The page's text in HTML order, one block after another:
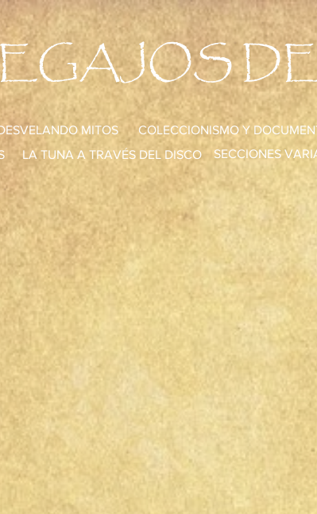
MITOS COLECCIONISMO Y
LA TUNA A TRAVÉS DEL DISCO SECCIONES